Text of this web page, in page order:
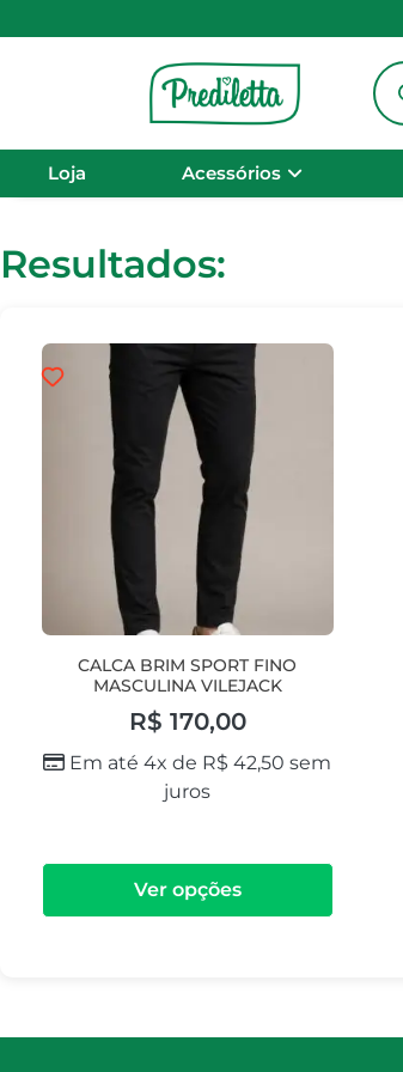
Loja Acessórios
Resultados:
CALCA BRIM SPORT FINO
MASCULINA VILEJACK
R$ 170,00
Em até 4x de R$ 42,50 sem
juros
Ver opções